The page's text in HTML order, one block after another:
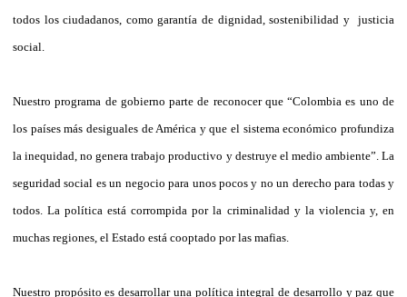
todos los ciudadanos, comogarantía de dignidad, sostenibilidad y
justicia
social.
Nuestro programa de gobierno parte de reconocer que “Colombia es uno de
los países más desiguales de América y que el sistema económico profundiza
la inequidad, no genera trabajo productivo y destruye el medio ambiente”. La
seguridad social es un negocio para unos pocos y no un derecho para todas y
todos. La política está corrompida por la criminalidad y la violencia y, en
muchas regiones, el Estado está cooptado por las mafias.
Nuestro propósito es desarrollar una política integral de desarrollo y paz que